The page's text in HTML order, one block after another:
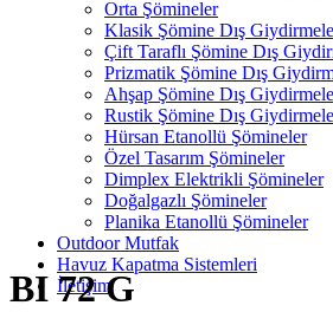
Orta Şömineler
Klasik Şömine Dış
Çift Taraflı Şömine Dış
Prizmatik Şömine Dış
Ahşap Şömine Dış
Rustik Şömine Dış
Hürsan Etanollü Şömineler
Özel Tasarım Şömineler
Dimplex Elektrikli Şömineler
Doğalgazlı Şömineler
Planika Etanollü Şömineler
Outdoor Mutfak
Havuz Kapatma Sistemleri
İletişim
BI 72 G